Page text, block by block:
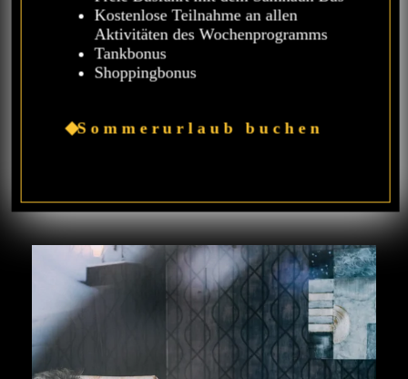
Kostenlose Teilnahme an allen
Aktivitäten des Wochenprogramms
Tankbonus
Shoppingbonus
Sommerurlaub buchen